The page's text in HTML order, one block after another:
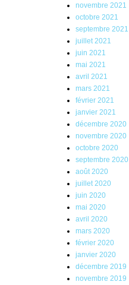
novembre 2021
octobre 2021
septembre 2021
juillet 2021
juin 2021
mai 2021
avril 2021
mars 2021
février 2021
janvier 2021
décembre 2020
novembre 2020
octobre 2020
septembre 2020
août 2020
juillet 2020
juin 2020
mai 2020
avril 2020
mars 2020
février 2020
janvier 2020
décembre 2019
novembre 2019